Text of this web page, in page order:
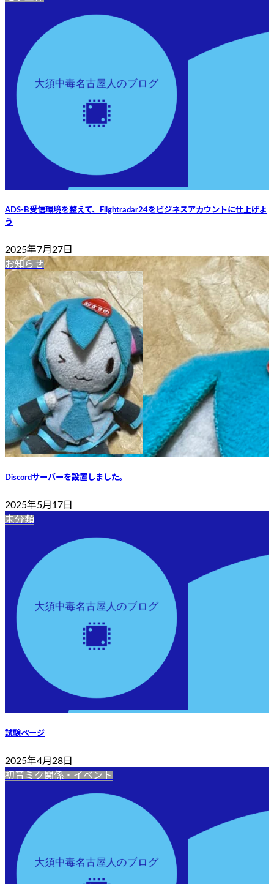
ADS-B受信環境を整えて、Flightradar24をビジネスアカウントに仕上げよ
う
2025年7月27日
お知らせ
Discordサーバーを設置しました。
2025年5月17日
未分類
試験ページ
2025年4月28日
初音ミク関係・イベント